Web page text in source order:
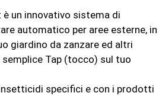
un innovativo sistema di
automatico per aree esterne, in
giardino da zanzare ed altri
Tap (tocco) sul tuo
specifici e con i prodotti